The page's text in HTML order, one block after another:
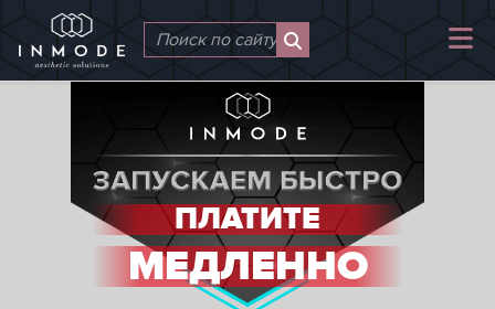
ПЛАТИТЕ
МЕДЛЕННО